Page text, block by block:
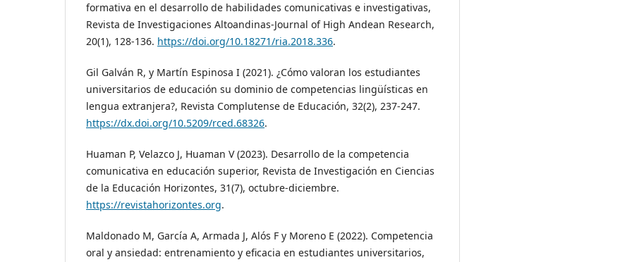
formativa en el desarrollo de habilidades comunicativas e investigativas,
Revista de Investigaciones Altoandinas-Journal of High Andean Research,
20(1), 128-136. https://doi.org/10.18271/ria.2018.336.
Gil Galván R, y Martín Espinosa I (2021). ¿Cómo valoran los estudiantes
universitarios de educación su dominio de competencias lingüísticas en
lengua extranjera?, Revista Complutense de Educación, 32(2), 237-247.
https://dx.doi.org/10.5209/rced.68326.
Huaman P, Velazco J, Huaman V (2023). Desarrollo de la competencia
comunicativa en educación superior, Revista de Investigación en Ciencias
de la Educación Horizontes, 31(7), octubre-diciembre.
https://revistahorizontes.org.
Maldonado M, García A, Armada J, Alós F y Moreno E (2022). Competencia
oral y ansiedad: entrenamiento y eficacia en estudiantes universitarios,